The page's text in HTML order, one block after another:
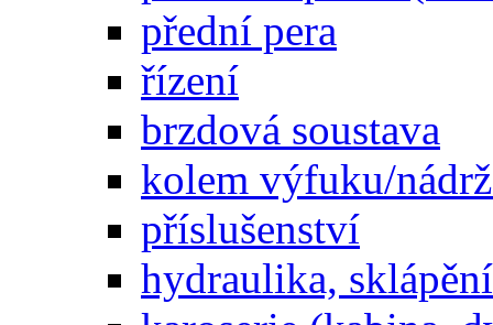
přední pera
řízení
brzdová soustava
kolem výfuku/
příslušenství
hydraulika, sklápění